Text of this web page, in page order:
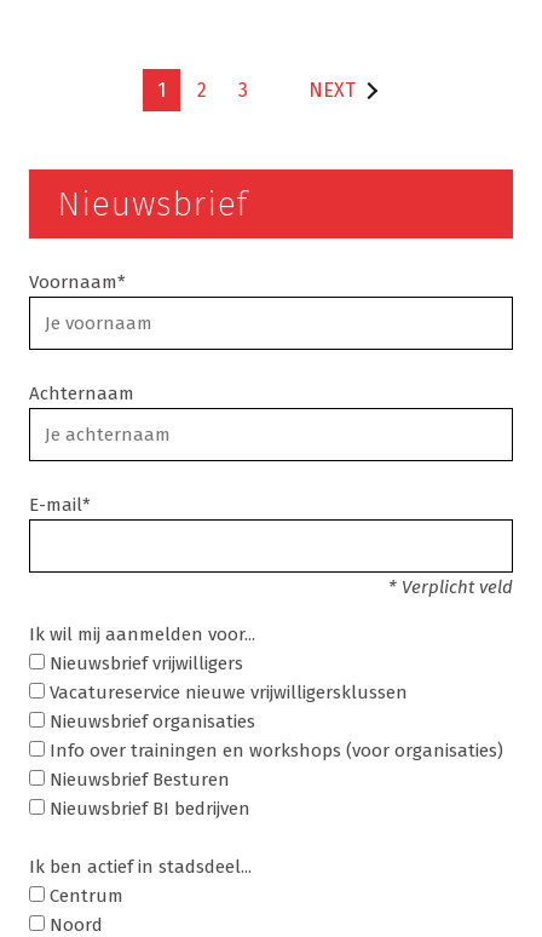
1 2 3 NEXT
Nieuwsbrief
Voornaam*
Achternaam
E-mail*
* Verplicht veld
Ik wil mij aanmelden voor...
Nieuwsbrief vrijwilligers
Vacatureservice nieuwe vrijwilligersklussen
Nieuwsbrief organisaties
Info over trainingen en workshops (voor organisaties)
Nieuwsbrief Besturen
Nieuwsbrief BI bedrijven
Ik ben actief in stadsdeel...
Centrum
Noord